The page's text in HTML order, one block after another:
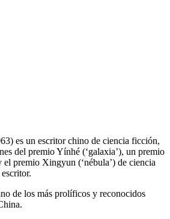
es un escritor chino de ciencia ficción,
del premio Yínhé (‘galaxia’), un premio
premio Xingyun (‘nébula’) de ciencia
de los más prolíficos y reconocidos